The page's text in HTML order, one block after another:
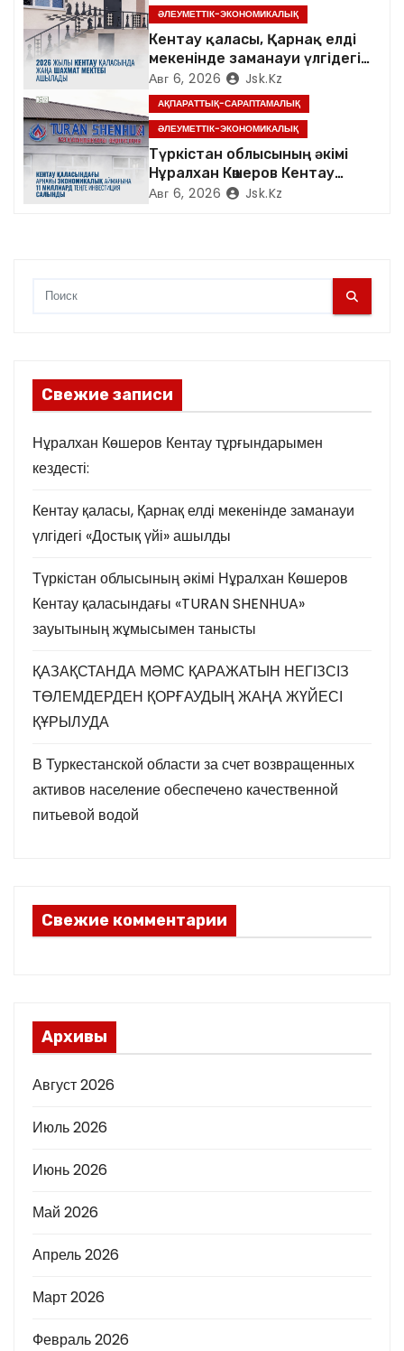
п
и
с
я
м
ӘЛЕУМЕТТІК-ЭКОНОМИКАЛЫҚ
Кентау қаласы, Қарнақ елді
мекенінде заманауи үлгідегі
«Достық үйі» ашылды
Авг 6, 2026 Jsk.kz
АҚПАРАТТЫҚ-САРАПТАМАЛЫҚ
ӘЛЕУМЕТТІК-ЭКОНОМИКАЛЫҚ
Түркістан облысының әкімі
Нұралхан Көшеров Кентау
қаласындағы «TURAN
Авг 6, 2026 Jsk.kz
Свежие записи
Нұралхан Көшеров Кентау тұрғындарымен
кездесті:
Кентау қаласы, Қарнақ елді мекенінде заманауи
үлгідегі «Достық үйі» ашылды
Түркістан облысының әкімі Нұралхан Көшеров
Кентау қаласындағы «TURAN SHENHUA»
зауытының жұмысымен танысты
ҚАЗАҚСТАНДА МӘМС ҚАРАЖАТЫН НЕГІЗСІЗ
ТӨЛЕМДЕРДЕН ҚОРҒАУДЫҢ ЖАҢА ЖҮЙЕСІ
ҚҰРЫЛУДА
В Туркестанской области за счет возвращенных
активов население обеспечено качественной
питьевой водой
Свежие комментарии
Архивы
Август 2026
Июль 2026
Июнь 2026
Май 2026
Апрель 2026
Март 2026
Февраль 2026